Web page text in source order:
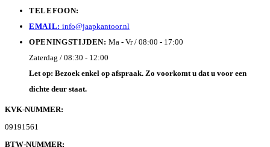
TELEFOON:
EMAIL: info@jaapkantoor.nl
OPENINGSTIJDEN: Ma - Vr / 08:00 - 17:00
Zaterdag / 08:30 - 12:00
Let op: Bezoek enkel op afspraak. Zo voorkomt u dat u voor een
dichte deur staat.
KVK-NUMMER:
09191561
BTW-NUMMER: